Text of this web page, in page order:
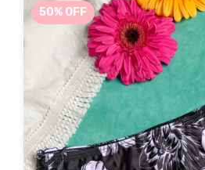
50% OFF